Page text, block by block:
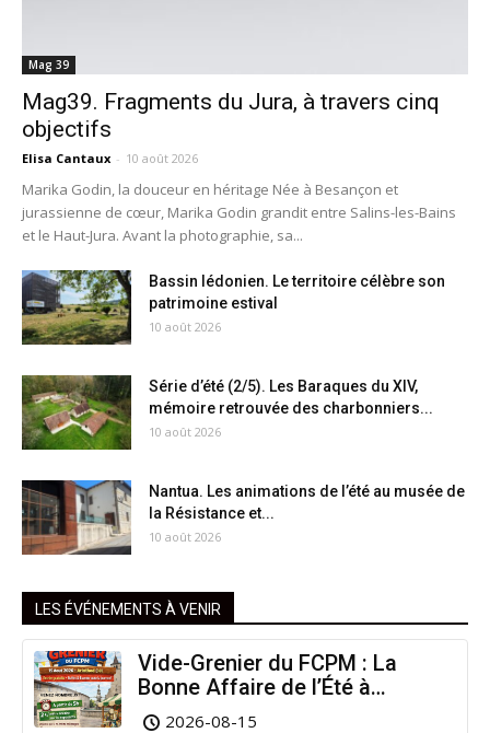
Mag 39
Mag39. Fragments du Jura, à travers cinq
objectifs
Elisa Cantaux - 10 août 2026
Marika Godin, la douceur en héritage Née à Besançon et
jurassienne de cœur, Marika Godin grandit entre Salins-les-Bains
et le Haut-Jura. Avant la photographie, sa...
Bassin lédonien. Le territoire célèbre son
patrimoine estival
10 août 2026
Série d’été (2/5). Les Baraques du XIV,
mémoire retrouvée des charbonniers...
10 août 2026
Nantua. Les animations de l’été au musée de
la Résistance et...
10 août 2026
LES ÉVÉNEMENTS À VENIR
Vide-Grenier du FCPM : La
Bonne Affaire de l’Été à
Arinthod !
2026-08-15